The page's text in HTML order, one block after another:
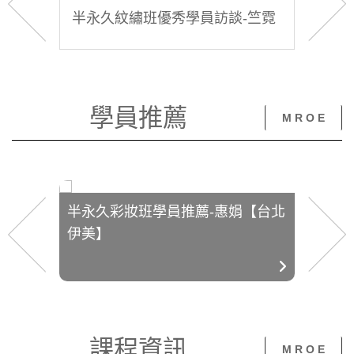
妮 半永久紋繡班優秀學員訪談-竺霓 半永
學員推薦 M R O E
台北
半永久彩妝班學員推薦-惠娟【台北
伊美】
半永
伊美】
M R O E